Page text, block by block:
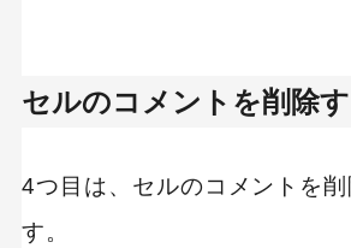
セルのコメントを削除
4つ目は、セルのコメントを
す。